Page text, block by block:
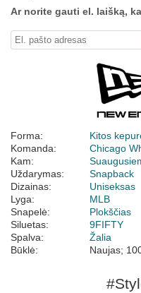
Ar norite gauti el. laišką,
Forma:
Kitos
Komanda:
Chicago
Kam:
Uždarymas:
Snapback
Dizainas:
Uniseksas
Lyga:
MLB
Snapelė:
Plokščias
Siluetas:
9FIFTY
Spalva:
Žalia
Būklė:
Naujas;